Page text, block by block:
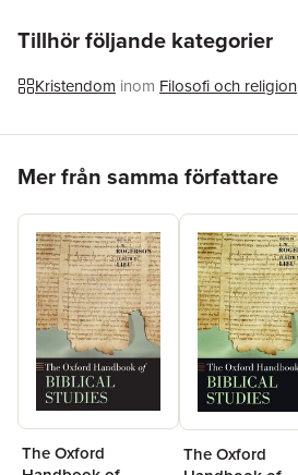
Tillhör följande kategorier
Kristendom inom Filosofi och religion
Mer från samma författare
The Oxford
The Oxford